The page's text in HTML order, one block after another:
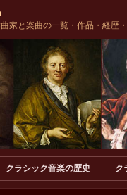
家と楽曲の一覧・作品・経歴
クラシック音楽の歴史 ク